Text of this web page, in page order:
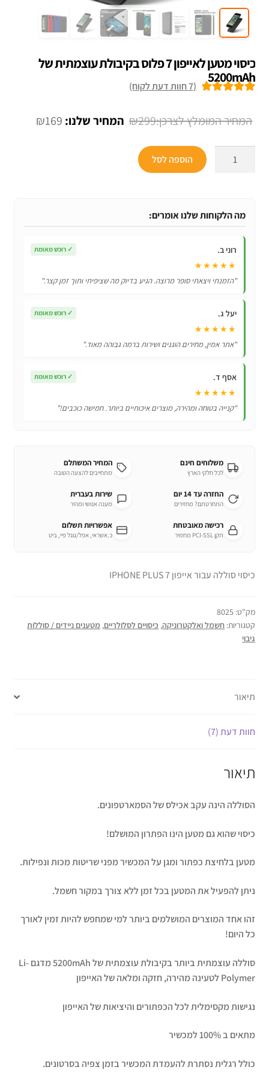
כיסוי מטען לאייפון 7 פלוס בקיבולת עוצמתית של
5200mAh
לקוחות
(
7חוות דעת לקוח)
₪299
המחיר
₪169 המחיר
לאייפון
פלוס
של
5200mAh
הוספה לסל
מה הלקוחות שלנו אומרים:
רוני ב. ✓ רוכש מאומת
★★★★★
"הזמנתי ויצאתי סופר מרוצה. הגיע בדיוק מה שציפיתי ותוך זמן קצר."
יעל ג. ✓ רוכש מאומת
★★★★★
"אתר אמין, מחירים הוגנים ושירות ברמה גבוהה מאוד."
אסף ד. ✓ רוכש מאומת
★★★★★
"קנייה בטוחה ומהירה, מוצרים איכותיים ביותר. חמישה כוכבים!"
משלוחים חינם
לכל חלקי הארץ
המחיר המשתלם
מתחייבים להצעה הטובה
החזרה עד 14 יום
התחרטתם? מחזירים
שירות בעברית
מענה אנושי ומהיר
רכישה מאובטחת
תקן PCI-SSL מחמיר
אפשרויות תשלום
כ.אשראי, אפל/גוגל פיי, ביט
כיסוי סוללה עבור אייפון 7 IPHONE PLUS
מק"ט: 8025
קטגוריות: חשמל ואלקטרוניקה, כיסויים לסלולריים, מטענים ניידים / סוללות
גיבוי
תיאור
חוות דעת (7)
תיאור
הסוללה הינה עקב אכילס של הסמארטפונים.
כיסוי שהוא גם מטען הינו הפתרון המושלם!
מטען בלחיצת כפתור ומגן על המכשיר מפני שריטות מכות ונפילות.
ניתן להפעיל את המטען בכל זמן ללא צורך במקור חשמל.
זהו אחד המוצרים המושלמים ביותר למי שמחפש להיות זמין לאורך
כל היום!
סוללה עוצמתית ביותר בקיבולת עוצמתית של 5200mAh מדגם Li-
Polymer לטעינה מהירה, חזקה ומלאה של האייפון
נגישות מקסימלית לכל הכפתורים והיציאות של האייפון
מתאים ב 100% למכשיר
כולל רגלית נסתרת להעמדת המכשיר בזמן צפיה בסרטונים.